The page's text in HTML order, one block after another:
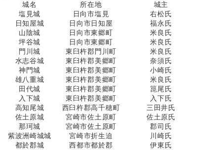
城名
所在地
城主
塩見城
日向市塩見
右松氏
日知屋城
日向市日知屋
福永氏
山陰城
日向市東郷町
米良氏
坪谷城
日向市東郷町
米良氏
門川城
東臼杵郡門川町
米良氏
水志谷城
東臼杵郡美郷町
奈須氏
神門城
東臼杵郡美郷町
小崎氏
雄八重城
東臼杵郡美郷町
米良氏
田代城
東臼杵郡美郷町
箟尾氏
入下城
東臼杵郡美郷町
入下氏
高知尾城
西臼杵郡高千穂町
三田井氏
佐土原城
宮崎市佐土原町
佐土原氏
那珂城
宮崎市佐土原町
郡司氏
紫波洲崎城城
宮崎市折生迫
川崎氏
都於郡城
西都市都於郡
伊東氏